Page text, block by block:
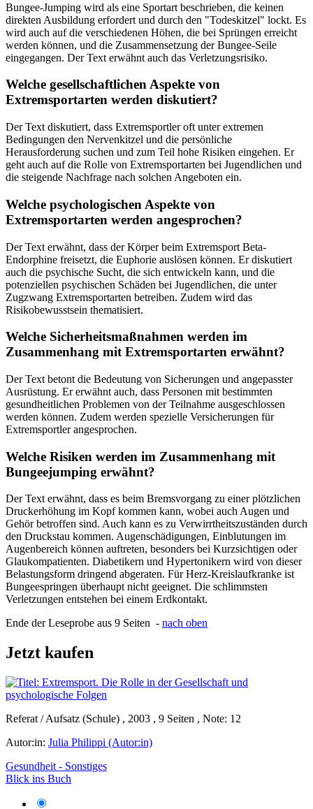
Bungee-Jumping wird als eine Sportart beschrieben, die keinen
direkten Ausbildung erfordert und durch den "Todeskitzel" lockt. Es
wird auch auf die verschiedenen Höhen, die bei Sprüngen erreicht
werden können, und die Zusammensetzung der Bungee-Seile
eingegangen. Der Text erwähnt auch das Verletzungsrisiko.
Welche gesellschaftlichen Aspekte von
Extremsportarten werden diskutiert?
Der Text diskutiert, dass Extremsportler oft unter extremen
Bedingungen den Nervenkitzel und die persönliche
Herausforderung suchen und zum Teil hohe Risiken eingehen. Er
geht auch auf die Rolle von Extremsportarten bei Jugendlichen und
die steigende Nachfrage nach solchen Angeboten ein.
Welche psychologischen Aspekte von
Extremsportarten werden angesprochen?
Der Text erwähnt, dass der Körper beim Extremsport Beta-
Endorphine freisetzt, die Euphorie auslösen können. Er diskutiert
auch die psychische Sucht, die sich entwickeln kann, und die
potenziellen psychischen Schäden bei Jugendlichen, die unter
Zugzwang Extremsportarten betreiben. Zudem wird das
Risikobewusstsein thematisiert.
Welche Sicherheitsmaßnahmen werden im
Zusammenhang mit Extremsportarten erwähnt?
Der Text betont die Bedeutung von Sicherungen und angepasster
Ausrüstung. Er erwähnt auch, dass Personen mit bestimmten
gesundheitlichen Problemen von der Teilnahme ausgeschlossen
werden können. Zudem werden spezielle Versicherungen für
Extremsportler angesprochen.
Welche Risiken werden im Zusammenhang mit
Bungeejumping erwähnt?
Der Text erwähnt, dass es beim Bremsvorgang zu einer plötzlichen
Druckerhöhung im Kopf kommen kann, wobei auch Augen und
Gehör betroffen sind. Auch kann es zu Verwirrtheitszuständen durch
den Druckstau kommen. Augenschädigungen, Einblutungen im
Augenbereich können auftreten, besonders bei Kurzsichtigen oder
Glaukompatienten. Diabetikern und Hypertonikern wird von dieser
Belastungsform dringend abgeraten. Für Herz-Kreislaufkranke ist
Bungeespringen überhaupt nicht geeignet. Die schlimmsten
Verletzungen entstehen bei einem Erdkontakt.
Ende der Leseprobe aus 9 Seiten - nach oben
Jetzt kaufen
Referat / Aufsatz (Schule) , 2003 , 9 Seiten , Note: 12
Autor:in: Julia Philippi (Autor:in)
Gesundheit - Sonstiges
Blick ins Buch